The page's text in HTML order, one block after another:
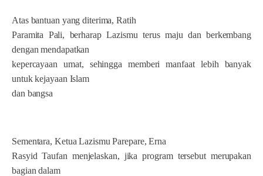
Atas bantuan yang diterima, Ratih
Paramita Pali, berharap Lazismu terus maju dan berkembang
dengan mendapatkan
kepercayaan umat, sehingga memberi manfaat lebih banyak
untuk kejayaan Islam
dan bangsa
Sementara, Ketua Lazismu Parepare, Erna
Rasyid Taufan menjelaskan, jika program tersebut merupakan
bagian dalam